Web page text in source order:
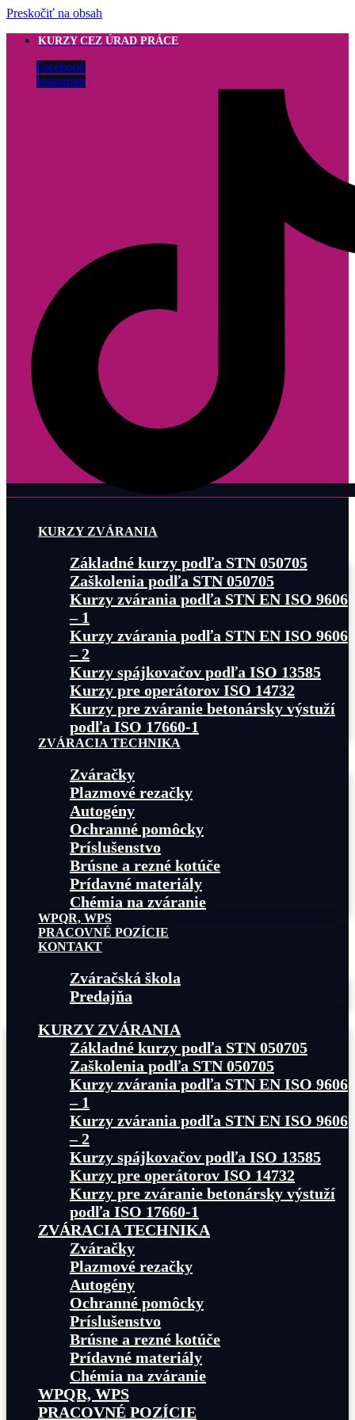
Preskočiť na obsah
KURZY CEZ ÚRAD PRÁCE
Facebook
Instagram
KURZY ZVÁRANIA
Základné kurzy podľa STN 050705
Zaškolenia podľa STN 050705
Kurzy zvárania podľa STN EN ISO 9606
– 1
Kurzy zvárania podľa STN EN ISO 9606
– 2
Kurzy spájkovačov podľa ISO 13585
Kurzy pre operátorov ISO 14732
Kurzy pre zváranie betonársky výstuží
podľa ISO 17660-1
ZVÁRACIA TECHNIKA
Zváračky
Plazmové rezačky
Autogény
Ochranné pomôcky
Príslušenstvo
Brúsne a rezné kotúče
Prídavné materiály
Chémia na zváranie
WPQR, WPS
PRACOVNÉ POZÍCIE
KONTAKT
Zváračská škola
Predajňa
KURZY ZVÁRANIA
Základné kurzy podľa STN 050705
Zaškolenia podľa STN 050705
Kurzy zvárania podľa STN EN ISO 9606
– 1
Kurzy zvárania podľa STN EN ISO 9606
– 2
Kurzy spájkovačov podľa ISO 13585
Kurzy pre operátorov ISO 14732
Kurzy pre zváranie betonársky výstuží
podľa ISO 17660-1
ZVÁRACIA TECHNIKA
Zváračky
Plazmové rezačky
Autogény
Ochranné pomôcky
Príslušenstvo
Brúsne a rezné kotúče
Prídavné materiály
Chémia na zváranie
WPQR, WPS
PRACOVNÉ POZÍCIE